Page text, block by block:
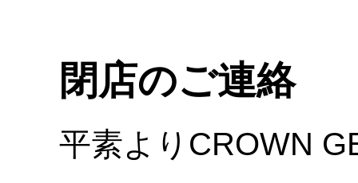
閉店のご連絡
平素よりCROWN